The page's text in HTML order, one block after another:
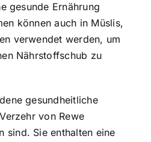
gesunde Ernährung
können auch in Müslis,
verwendet werden, um
Nährstoffschub zu
gesundheitliche
von Rewe
sind. Sie enthalten eine